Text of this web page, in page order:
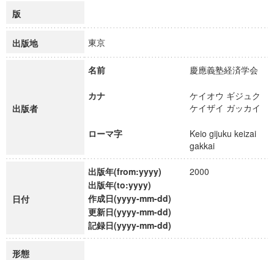
版
出版地 東京
出版者
名前 慶應義塾経済学会
カナ
ケイオウ ギジュク
ケイザイ ガッカイ
ローマ字
Keio gijuku keizai
gakkai
日付
出版年(from:yyyy)
2000
出版年(to:yyyy)
作成日(yyyy-mm-dd)
更新日(yyyy-mm-dd)
記録日(yyyy-mm-dd)
形態